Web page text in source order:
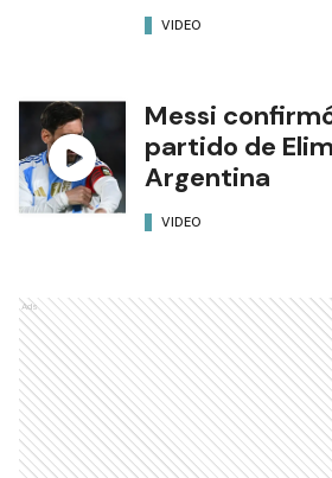
VIDEO
Messi
partido de
Argentina
VIDEO
Ads